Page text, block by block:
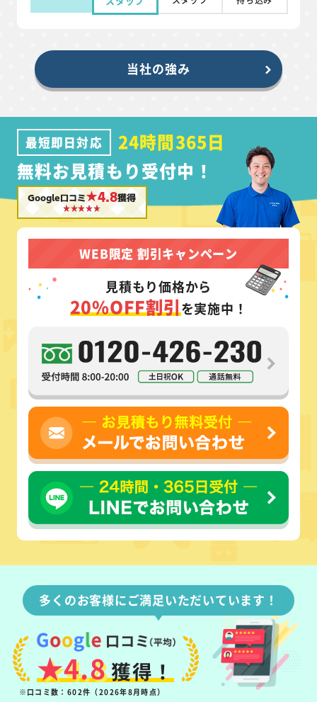
当社の強み
最短即日対応
24時間365日
無料お見積もり受付中！
Google口コミ★4.8獲得
WEB限定 割引キャンペーン
見積もり価格から
20%OFF割引を実施中！
多くのお客様にご満足いただいています！
★4.8獲得！
※口コミ数：602件（2026年8月時点）